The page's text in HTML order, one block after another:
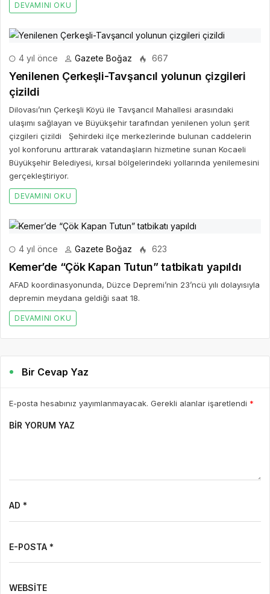
DEVAMINI OKU
4 yıl önce Gazete Boğaz 667
Yenilenen Çerkeşli-Tavşancıl yolunun çizgileri
çizildi
Dilovası’nın Çerkeşli Köyü ile Tavşancıl Mahallesi arasındaki
ulaşımı sağlayan ve Büyükşehir tarafından yenilenen yolun şerit
çizgileri çizildi Şehirdeki ilçe merkezlerinde bulunan caddelerin
yol konforunu arttırarak vatandaşların hizmetine sunan Kocaeli
Büyükşehir Belediyesi, kırsal bölgelerindeki yollarında yenilemesini
gerçekleştiriyor.
DEVAMINI OKU
4 yıl önce Gazete Boğaz 623
Kemer’de “Çök Kapan Tutun” tatbikatı yapıldı
AFAD koordinasyonunda, Düzce Depremi’nin 23’ncü yılı dolayısıyla
depremin meydana geldiği saat 18.
DEVAMINI OKU
Bir Cevap Yaz
E-posta hesabınız yayımlanmayacak. Gerekli alanlar işaretlendi *
BIR YORUM YAZ
AD *
E-POSTA *
WEBSITE